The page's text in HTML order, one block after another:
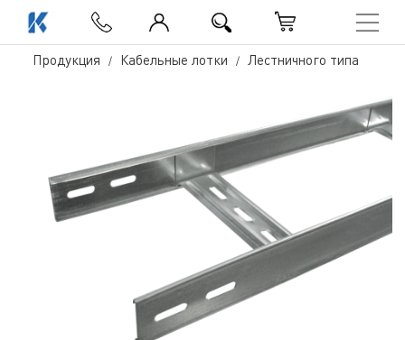
Продукция Кабельные лотки Лестничного типа